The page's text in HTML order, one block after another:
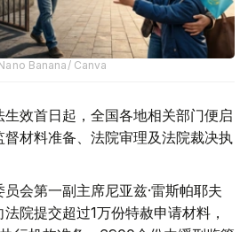
Banana/ Canva
效首日起，全国各地相关部门便启
材料准备、法院审理及法院裁决执
会第一副主席尼亚兹·雷斯帕耶夫
院提交超过1万份特赦申请材料，